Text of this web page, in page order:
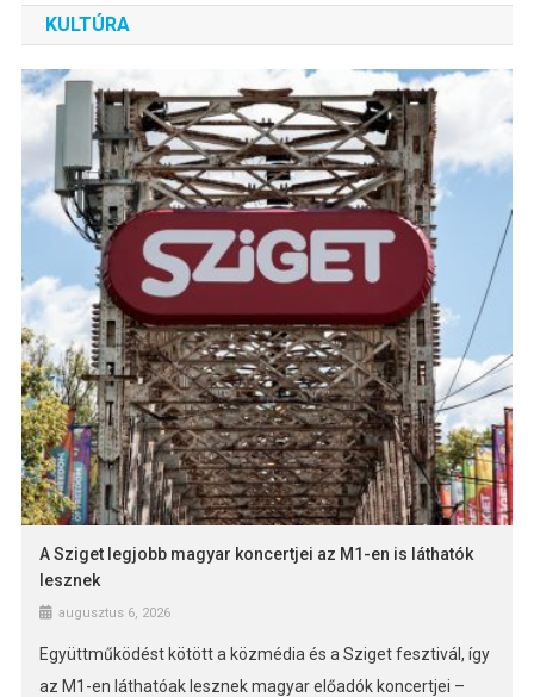
KULTÚRA
A Sziget legjobb magyar koncertjei az M1-en is láthatók
lesznek
augusztus 6, 2026
Együttműködést kötött a közmédia és a Sziget fesztivál, így
az M1-en láthatóak lesznek magyar előadók koncertjei –